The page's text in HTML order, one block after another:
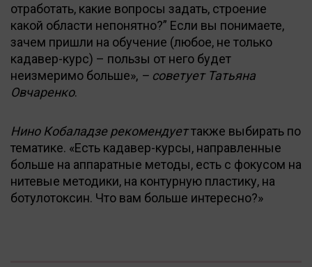
отработать, какие вопросы задать, строение
какой области непонятно?” Если вы понимаете,
зачем пришли на обучение (любое, не только
кадавер-курс) – пользы от него будет
неизмеримо больше», – советует Татьяна
Овчаренко.
Нино Кобаладзе рекомендуеттакже выбирать по
тематике. «Есть кадавер-курсы, направленные
больше на аппаратные методы, есть с фокусом на
нитевые методики, на контурную пластику, на
ботулотоксин. Что вам больше интересно?»